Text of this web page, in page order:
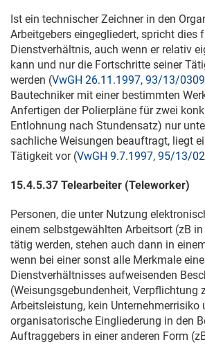
Ist ein technischer Zeichner in den
Arbeitgebers eingegliedert, spricht dies
Dienstverhältnis, auch wenn er relativ
kann und nur die Fortschritte seiner
werden (VwGH 26.11.1997, 93/13/0309
Bautechniker mit einer bestimmten
Anfertigen der Polierpläne für zwei
Entlohnung nach Stundensatz) nur
sachliche Weisungen beauftragt, liegt
Tätigkeit vor (VwGH 9.7.1997, 95/13/
15.4.5.37 Telearbeiter (Teleworker)
Personen, die unter Nutzung
einem selbstgewählten Arbeitsort (zB
tätig werden, stehen auch dann in
wenn bei einer sonst alle Merkmale
Dienstverhältnisses aufweisenden
(Weisungsgebundenheit, Verpflichtung
Arbeitsleistung, kein Unternehmerrisiko
organisatorische Eingliederung in den
Auftraggebers in einer anderen Form